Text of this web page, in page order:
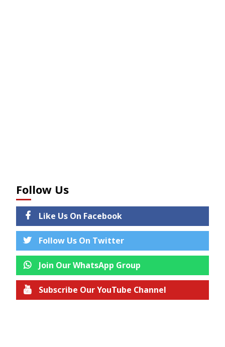
Follow Us
Like Us On Facebook
Follow Us On Twitter
Join Our WhatsApp Group
Subscribe Our YouTube Channel